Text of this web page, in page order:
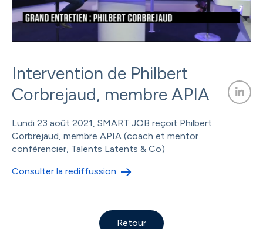
Intervention de Philbert
Corbrejaud, membre APIA
Lundi 23 août 2021, SMART JOB reçoit Philbert
Corbrejaud, membre APIA (coach et mentor
conférencier, Talents Latents & Co)
Consulter la rediffussion
Retour